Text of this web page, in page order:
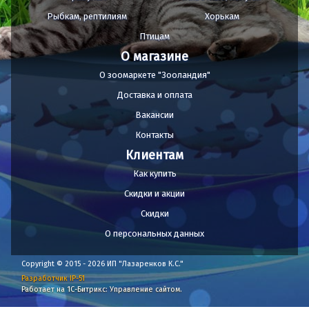
Рыбкам, рептилиям
Хорькам
Птицам
О магазине
О зоомаркете "Зооландия"
Доставка и оплата
Вакансии
Контакты
Клиентам
Как купить
Скидки и акции
Скидки
О персональных данных
Copyright © 2015 - 2026 ИП "Лазаренков К.С."
Разработчик IP-51
Работает на 1С-Битрикс: Управление сайтом.